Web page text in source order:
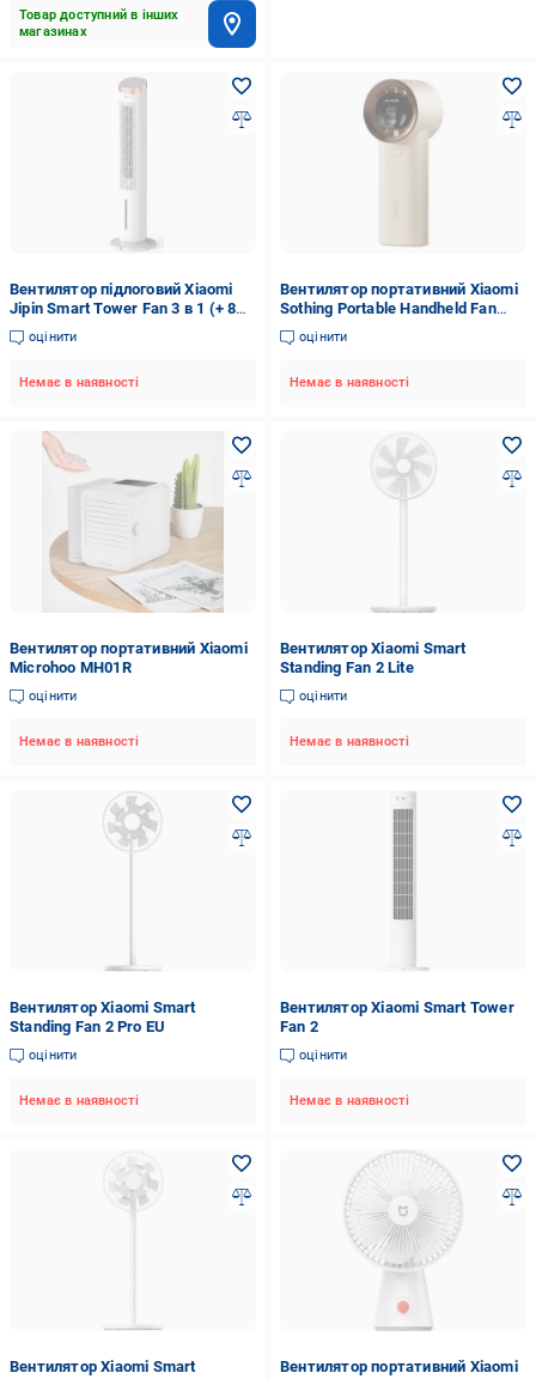
Товар доступний в інших
магазинах
Вентилятор підлоговий Xiaomi
Jipin Smart Tower Fan 3 в 1 (+ 8
хладагентов)
оцінити
Немає в наявності
Вентилятор портативний Xiaomi
Sothing Portable Handheld Fan
Chime Pro Sothing Portable
Handheld Fan Chime Pro
оцінити
Немає в наявності
Вентилятор портативний Xiaomi
Microhoo MH01R
оцінити
Немає в наявності
Вентилятор Xiaomi Smart
Standing Fan 2 Lite
оцінити
Немає в наявності
Вентилятор Xiaomi Smart
Standing Fan 2 Pro EU
оцінити
Немає в наявності
Вентилятор Xiaomi Smart Tower
Fan 2
оцінити
Немає в наявності
Вентилятор Xiaomi Smart
Вентилятор портативний Xiaomi